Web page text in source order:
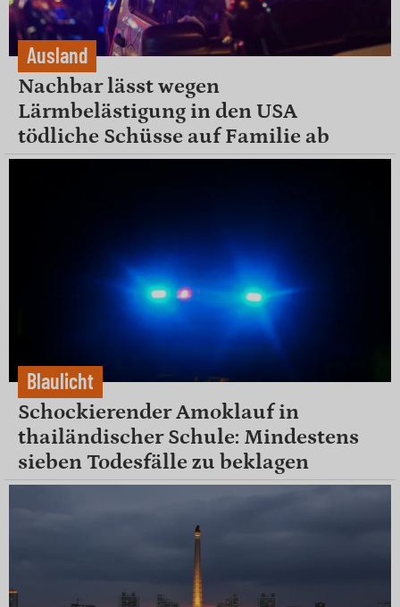
Ausland
Nachbar lässt wegen
Lärmbelästigung in den USA
tödliche Schüsse auf Familie ab
Blaulicht
Schockierender Amoklauf in
thailändischer Schule: Mindestens
sieben Todesfälle zu beklagen